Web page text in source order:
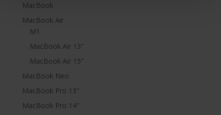
MacBook
MacBook Air
M1
MacBook Air 13"
MacBook Air 15"
MacBook Neo
MacBook Pro 13"
MacBook Pro 14"